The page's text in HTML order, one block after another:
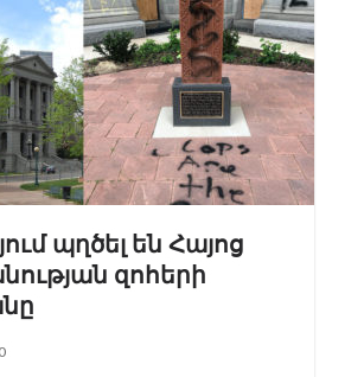
p
p
a
m
g
e
r
պղծել են Հայոց
զոհերի